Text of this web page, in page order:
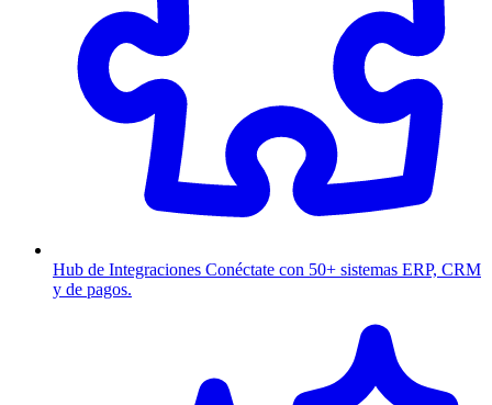
Hub de Integraciones Conéctate con 50+ sistemas ERP, CRM
y de pagos.